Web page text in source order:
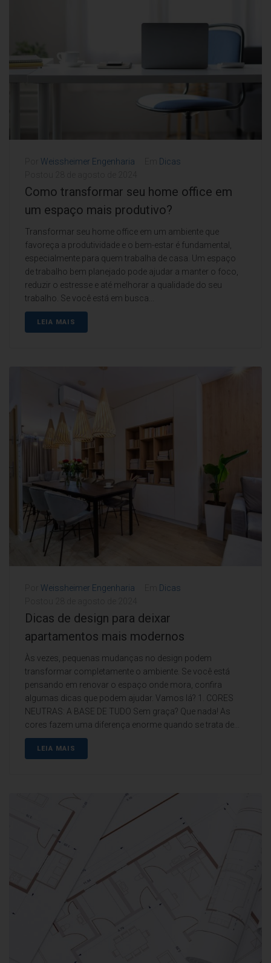
Weissheimer Engenharia
Dicas
Como transformar seu home office em
um espaço mais produtivo?
Transformar seu home office em um ambiente que
favoreça a produtividade e o bem-estar é fundamental,
especialmente para quem trabalha de casa. Um espaço
de trabalho bem planejado pode ajudar a manter o foco,
reduzir o estresse e até melhorar a qualidade do seu
trabalho. Se você está em busca...
LEIA MAIS
Weissheimer Engenharia
Dicas
Dicas de design para deixar
apartamentos mais modernos
Às vezes, pequenas mudanças no design podem
transformar completamente o ambiente. Se você está
pensando em renovar o espaço onde mora, confira
algumas dicas que podem ajudar. Vamos lá? 1. CORES
NEUTRAS: A BASE DE TUDO Sem graça? Que nada! As
cores fazem uma diferença enorme quando se trata de...
LEIA MAIS